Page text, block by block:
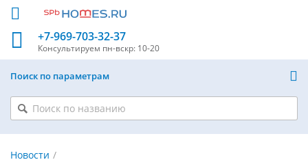
+7-969-703-32-37
Консультируем пн-вскр: 10-20
Поиск по параметрам
Новости